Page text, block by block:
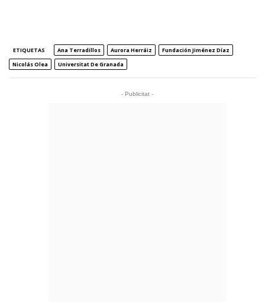
ETIQUETAS Ana Terradillos Aurora Herráiz
Fundación Jiménez Díaz
Nicolás Olea
Universitat De Granada
- Publicitat -